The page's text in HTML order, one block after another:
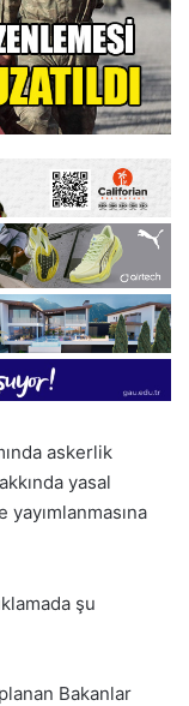
askerlik
yasal
şu
Bakanlar